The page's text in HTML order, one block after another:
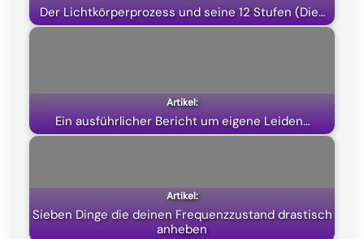
k
m
p
e
Der Lichtkörperprozess und seine 12 Stufen (Die…
Ein ausführlicher Bericht um eigene Leiden…
Sieben Dinge die deinen Frequenzzustand drastisch
anheben